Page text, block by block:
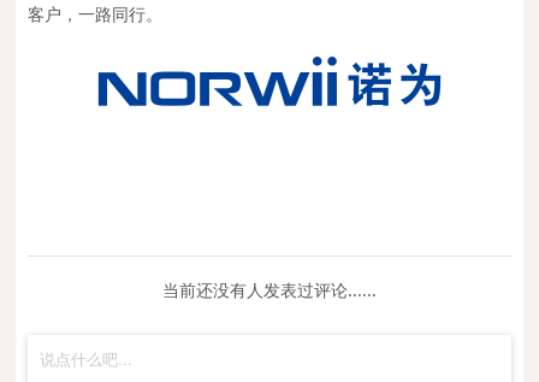
客户，一路同行。
当前还没有人发表过评论......